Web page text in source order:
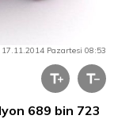
17.11.2014 Pazartesi 08:53
689 bin 723